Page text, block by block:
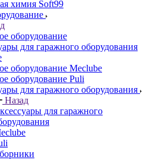
химия Soft99
оборудование
для гаражного оборудования
оборудование Meclube
оборудование Puli
для гаражного оборудования
Назад
для гаражного